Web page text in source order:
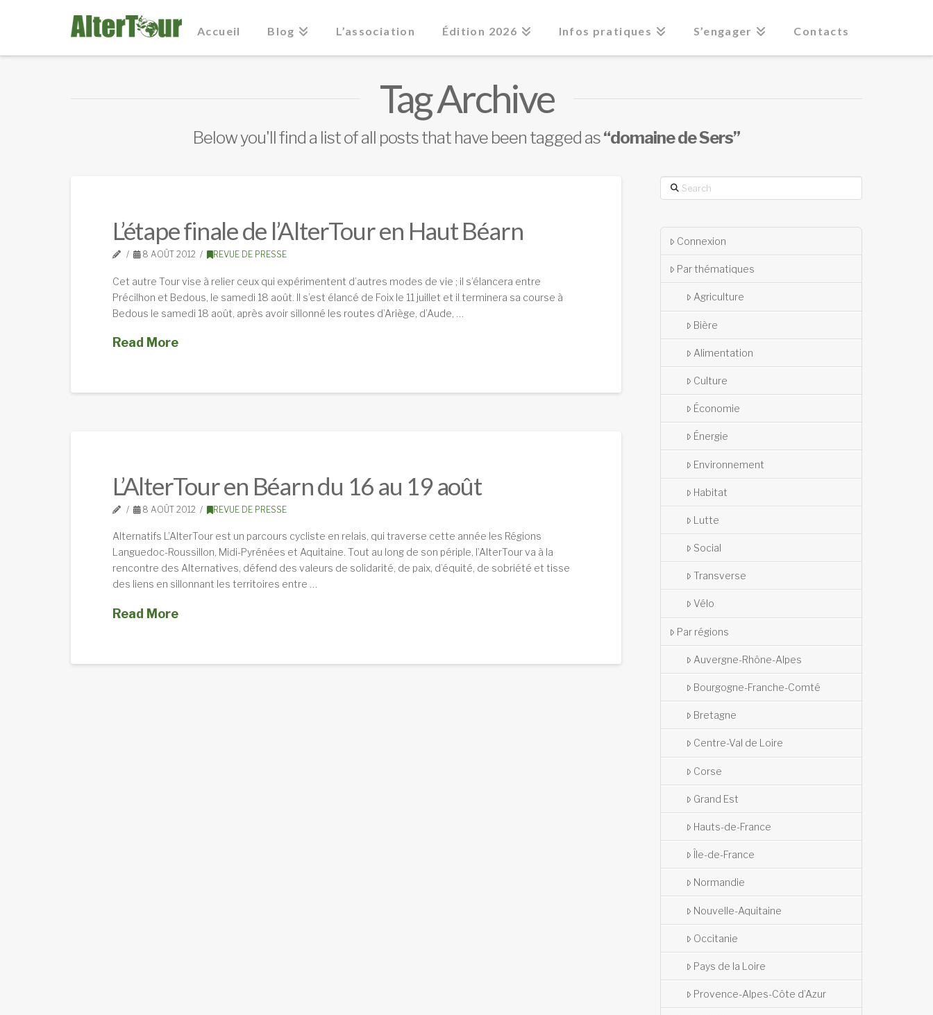
Accueil Blog L’association Édition 2026 Infos pratiques S’engager Contacts
Tag Archive
Below you'll find a list of all posts that have been tagged as“domaine de Sers”
L’étape finale de l’AlterTour en Haut Béarn
8 AOÛT 2012 REVUE DE PRESSE
Cet autre Tour vise à relier ceux qui expérimentent d’autres modes de vie ; il s’élancera entre
Précilhon et Bedous, le samedi 18 août. Il s’est élancé de Foix le 11 juillet et il terminera sa course à
Bedous le samedi 18 août, après avoir sillonné les routes d’Ariège, d’Aude, …
Read More
L’AlterTour en Béarn du 16 au 19 août
8 AOÛT 2012 REVUE DE PRESSE
Alternatifs L’AlterTour est un parcours cycliste en relais, qui traverse cette année les Régions
Languedoc-Roussillon, Midi-Pyrénées et Aquitaine. Tout au long de son périple, l’AlterTour va à la
rencontre des Alternatives, défend des valeurs de solidarité, de paix, d’équité, de sobriété et tisse
des liens en sillonnant les territoires entre …
Read More
Search
Connexion
Par thématiques
Agriculture
Bière
Alimentation
Culture
Économie
Énergie
Environnement
Habitat
Lutte
Social
Transverse
Vélo
Par régions
Auvergne-Rhône-Alpes
Bourgogne-Franche-Comté
Bretagne
Centre-Val de Loire
Corse
Grand Est
Hauts-de-France
Île-de-France
Normandie
Nouvelle-Aquitaine
Occitanie
Pays de la Loire
Provence-Alpes-Côte d’Azur